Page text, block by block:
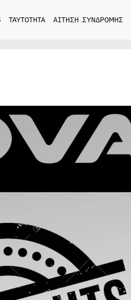
ΤΑΥΤΟΤΗΤΑ ΑΙΤΗΣΗ ΣΥΝΔΡΟΜΗΣ